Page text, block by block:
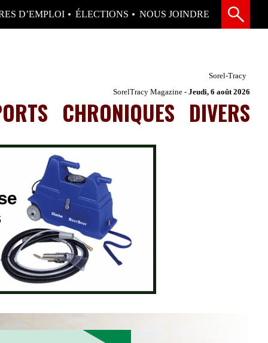
D’EMPLOI ÉLECTIONS NOUS JOINDRE
Sorel-Tracy
SorelTracy Magazine - Jeudi, 6 août 2026
CHRONIQUES DIVERS